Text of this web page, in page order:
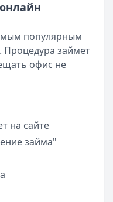
популярным
займет
офис не
на сайте
займа"